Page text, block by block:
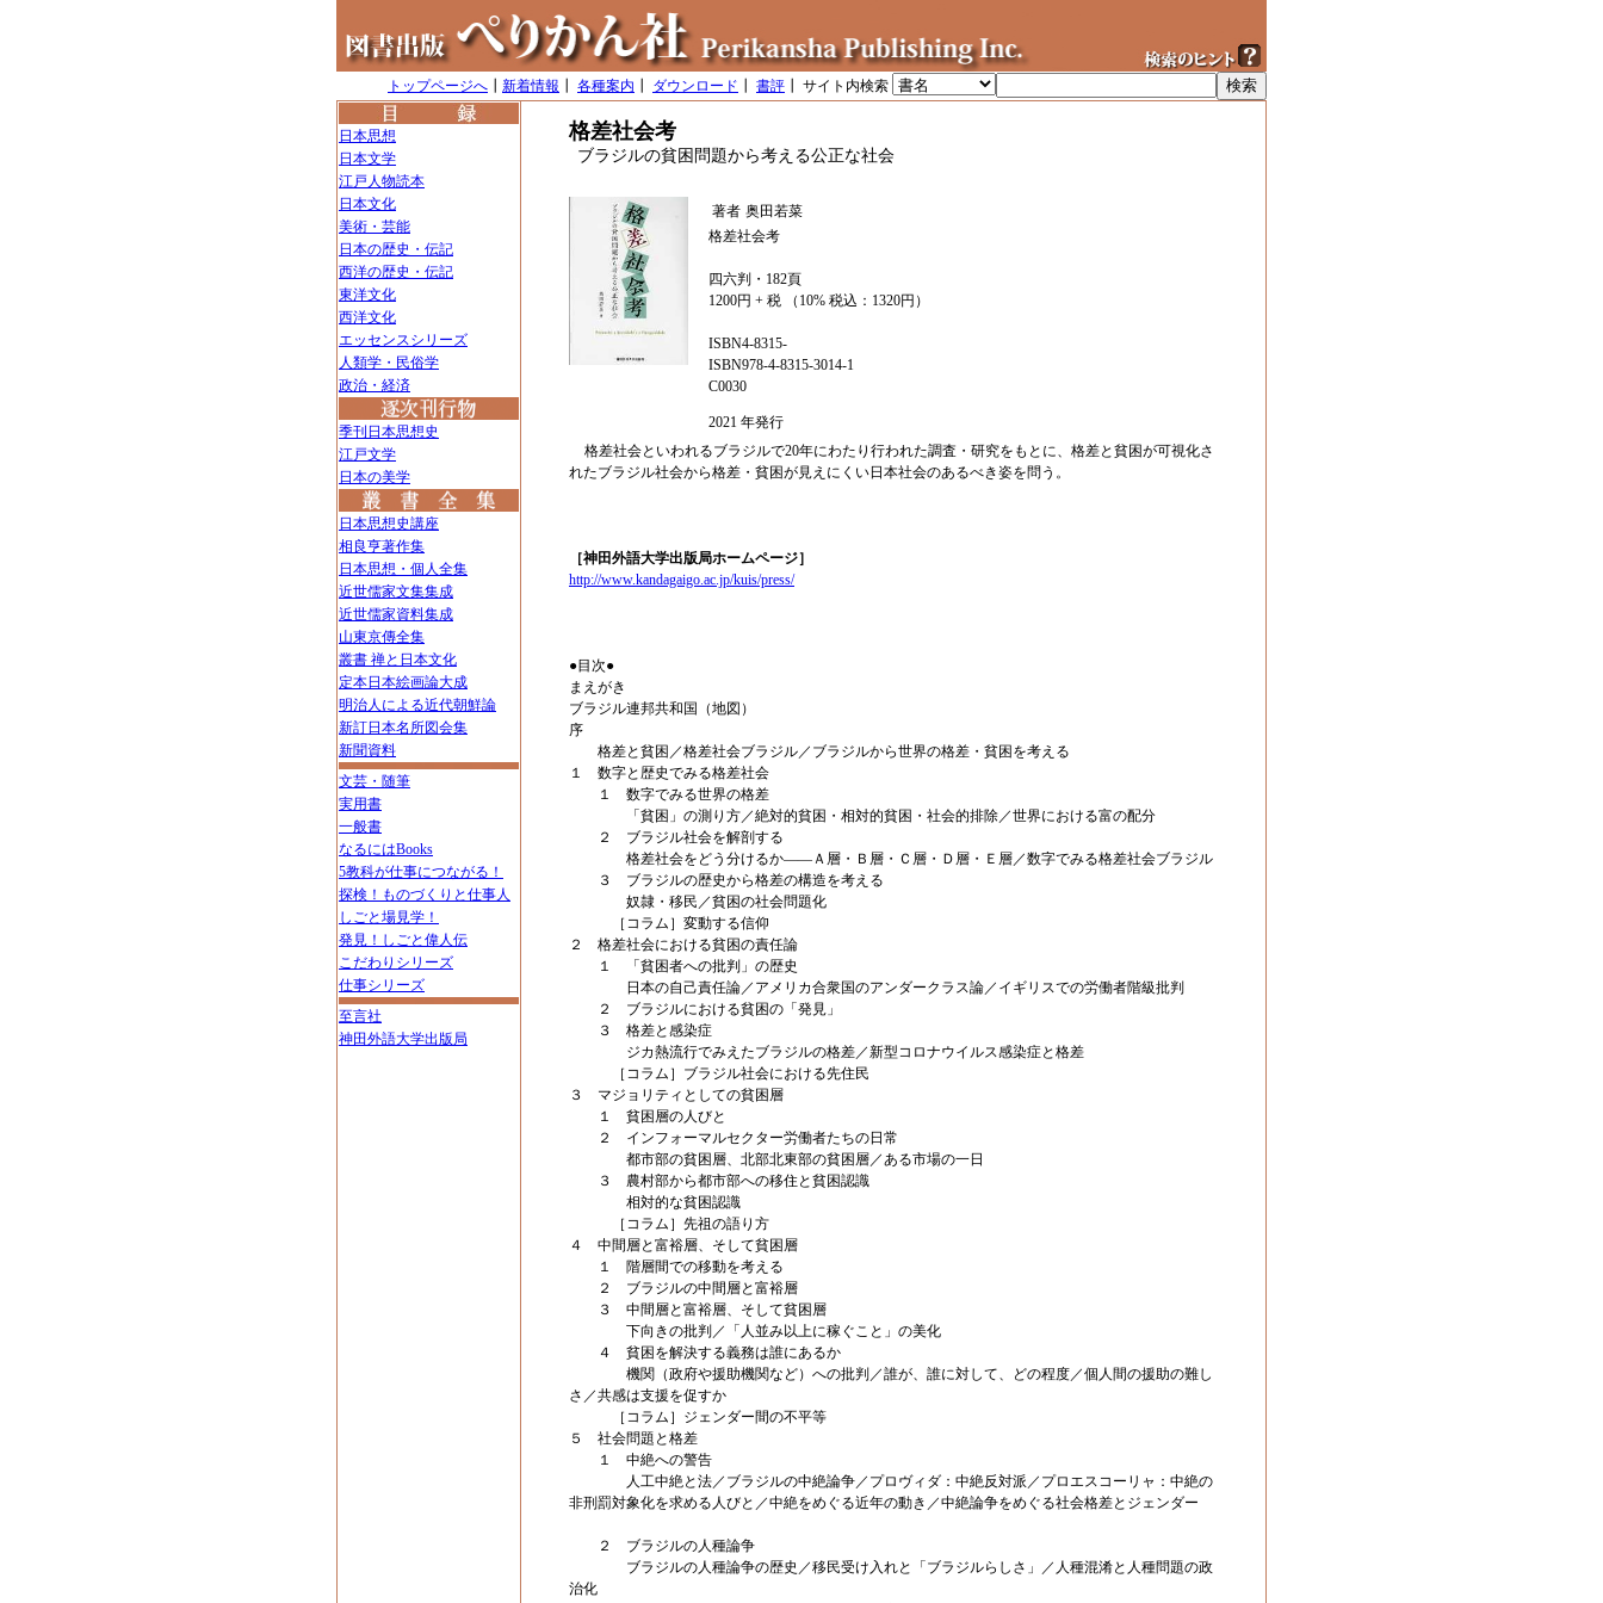
トップページへ 新着情報 各種案内 ダウンロード 書評 ┃ サイト内検索
日本思想
日本文学
江戸人物読本
日本文化
美術・芸能
日本の歴史・伝記
西洋の歴史・伝記
東洋文化
西洋文化
エッセンスシリーズ
人類学・民俗学
政治・経済
季刊日本思想史
江戸文学
日本の美学
日本思想史講座
相良亨著作集
日本思想・個人全集
近世儒家文集集成
近世儒家資料集成
山東京傳全集
叢書 禅と日本文化
定本日本絵画論大成
明治人による近代朝鮮論
新訂日本名所図会集
新聞資料
文芸・随筆
実用書
一般書
なるにはBooks
5教科が仕事につながる！
探検！ものづくりと仕事人
しごと場見学！
発見！しごと偉人伝
こだわりシリーズ
仕事シリーズ
至言社
神田外語大学出版局
格差社会考
ブラジルの貧困問題から考える公正な社会
著者 奥田若菜
格差社会考
四六判・182頁
1200円 + 税 （10% 税込：1320円）
ISBN4-8315-
ISBN978-4-8315-3014-1
C0030
2021 年発行
格差社会といわれるブラジルで20年にわたり行われた調査・研究をもとに、格差と貧困が可視化さ
れたブラジル社会から格差・貧困が見えにくい日本社会のあるべき姿を問う。
［神田外語大学出版局ホームページ］
http://www.kandagaigo.ac.jp/kuis/press/
●目次●
まえがき
ブラジル連邦共和国（地図）
序
格差と貧困／格差社会ブラジル／ブラジルから世界の格差・貧困を考える
１ 数字と歴史でみる格差社会
１ 数字でみる世界の格差
「貧困」の測り方／絶対的貧困・相対的貧困・社会的排除／世界における富の配分
２ ブラジル社会を解剖する
格差社会をどう分けるか――Ａ層・Ｂ層・Ｃ層・Ｄ層・Ｅ層／数字でみる格差社会ブラジル
３ ブラジルの歴史から格差の構造を考える
奴隷・移民／貧困の社会問題化
［コラム］変動する信仰
２ 格差社会における貧困の責任論
１ 「貧困者への批判」の歴史
日本の自己責任論／アメリカ合衆国のアンダークラス論／イギリスでの労働者階級批判
２ ブラジルにおける貧困の「発見」
３ 格差と感染症
ジカ熱流行でみえたブラジルの格差／新型コロナウイルス感染症と格差
［コラム］ブラジル社会における先住民
３ マジョリティとしての貧困層
１ 貧困層の人びと
２ インフォーマルセクター労働者たちの日常
都市部の貧困層、北部北東部の貧困層／ある市場の一日
３ 農村部から都市部への移住と貧困認識
相対的な貧困認識
［コラム］先祖の語り方
４ 中間層と富裕層、そして貧困層
１ 階層間での移動を考える
２ ブラジルの中間層と富裕層
３ 中間層と富裕層、そして貧困層
下向きの批判／「人並み以上に稼ぐこと」の美化
４ 貧困を解決する義務は誰にあるか
機関（政府や援助機関など）への批判／誰が、誰に対して、どの程度／個人間の援助の難し
さ／共感は支援を促すか
［コラム］ジェンダー間の不平等
５ 社会問題と格差
１ 中絶への警告
人工中絶と法／ブラジルの中絶論争／プロヴィダ：中絶反対派／プロエスコーリャ：中絶の
非刑罰対象化を求める人びと／中絶をめぐる近年の動き／中絶論争をめぐる社会格差とジェンダー
２ ブラジルの人種論争
ブラジルの人種論争の歴史／移民受け入れと「ブラジルらしさ」／人種混淆と人種問題の政
治化